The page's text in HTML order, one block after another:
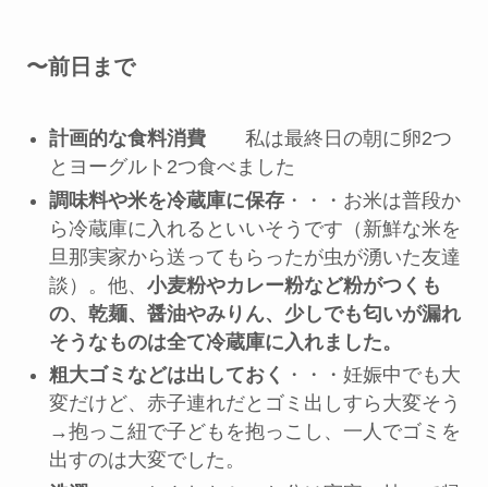
〜前日まで
計画的な食料消費私は最終日の朝に卵2つ
とヨーグルト2つ食べました
調味料や米を冷蔵庫に保存・・・お米は普段か
ら冷蔵庫に入れるといいそうです（新鮮な米を
旦那実家から送ってもらったが虫が湧いた友達
談）。他、 小麦粉やカレー粉など粉がつくも
の、乾麺、醤油やみりん、少しでも匂いが漏れ
そうなものは全て冷蔵庫に入れました。
粗大ゴミなどは出しておく ・・・妊娠中でも大
変だけど、赤子連れだとゴミ出しすら大変そう
→抱っこ紐で子どもを抱っこし、一人でゴミを
出すのは大変でした。